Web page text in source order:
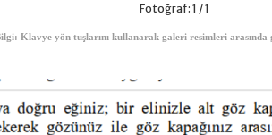
Fotoğraf: 1 / 1
Klavye yön tuşlarını kullanarak galeri resimleri arasında